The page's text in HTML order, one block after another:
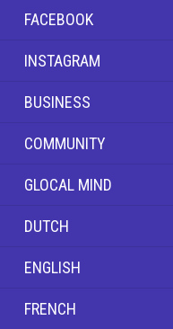
FACEBOOK
INSTAGRAM
BUSINESS
COMMUNITY
GLOCAL MIND
DUTCH
ENGLISH
FRENCH